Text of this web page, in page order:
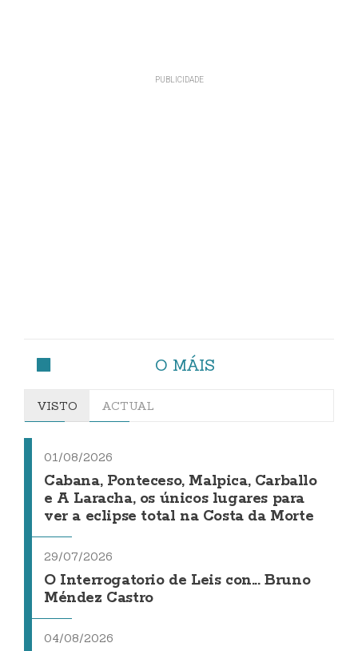
O MÁIS
VISTO ACTUAL
01/08/2026
Cabana, Ponteceso, Malpica, Carballo
e A Laracha, os únicos lugares para
ver a eclipse total na Costa da Morte
29/07/2026
O Interrogatorio de Leis con... Bruno
Méndez Castro
04/08/2026